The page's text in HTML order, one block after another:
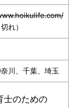
れ）
川、千葉、埼玉
士のための